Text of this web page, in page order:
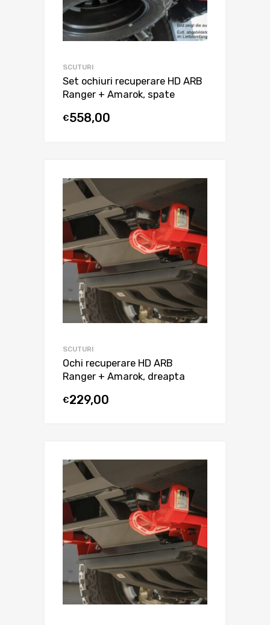
SCUTURI
Set ochiuri recuperare HD ARB
Ranger + Amarok, spate
€558,00
SCUTURI
Ochi recuperare HD ARB
Ranger + Amarok, dreapta
€229,00